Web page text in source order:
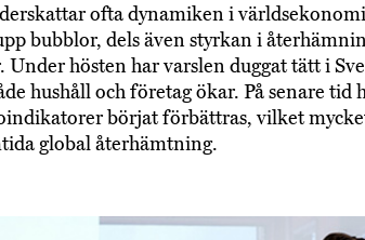
ofta dynamiken i
bubblor, dels även styrkan i
hösten har varslen duggat tätt i
hushåll och företag ökar. På senare tid
börjat förbättras, vilket
global återhämtning.